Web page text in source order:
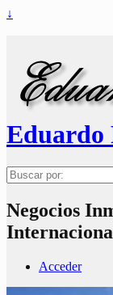
↓
Eduardo
Buscar
por:
Negocios
Acceder